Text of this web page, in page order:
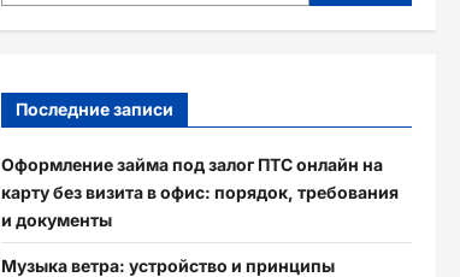
Последние записи
Оформление займа под залог ПТС онлайн на
карту без визита в офис: порядок, требования
и документы
Музыка ветра: устройство и принципы